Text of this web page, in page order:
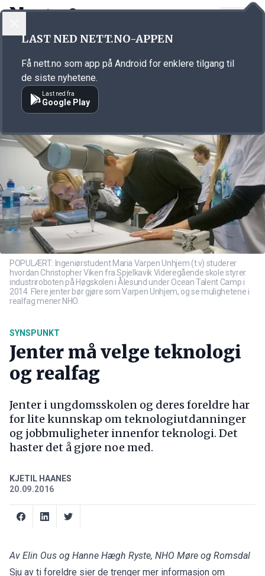
Annonsørinnhold
POPULÆRT: Ingeniørstudent Maria Varpen Unhjem (t.v) studerer
hvordan Christopher Viken fra Spjelkavik Videregående skole styrer
industriroboten på Høgskolen i Ålesund under Ocean Talent Camp i
2014. Flere jenter bør gjøre som Varpen Unhjem, og se mulighetene i
realfag mener NHO.
SYNSPUNKT
Jenter må velge teknologi
og realfag
Jenter i ungdomsskolen og deres foreldre har
for lite kunnskap om teknologiutdanninger
og jobbmuligheter innenfor teknologi. Det
haster det å gjøre noe med.
KJETIL HAANES
20.09.2016
Av Elin Ous og Hanne Hægh Ryste, NHO Møre og Romsdal
Sju av ti foreldre sier de trenger mer informasjon om
LAST NED NETT.NO-APPEN
Få nett.no som app på Android for enklere tilgang til
de siste nyhetene.
Last ned fra
Google Play